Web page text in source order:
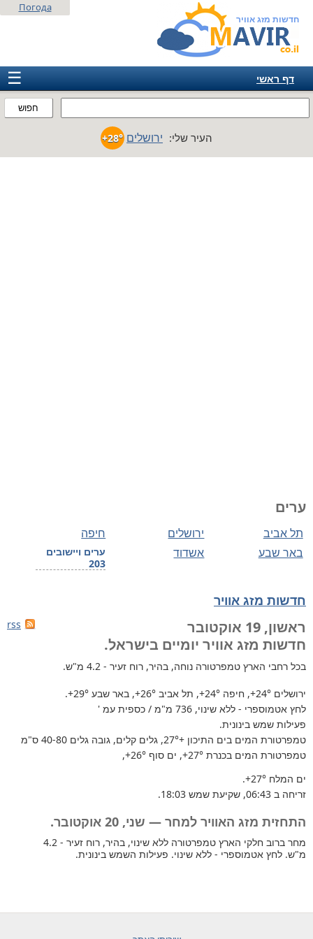
חדשות מזג אוויר
חפוש
Погода
☰
דף ראשי
אמריקה
העיר שלי: ירושלים +28°
ערים
חיפה ירושלים תל אביב
ערים ויישובים
203
אשדוד באר שבע
חדשות מזג אוויר
rss
ראשון, 19 אוקטובר
חדשות מזג אוויר יומיים בישראל.
בכל רחבי הארץ טמפרטורה נוחה, בהיר, רוח זעיר - 4.2 מ"ש.
ירושלים +24°, חיפה +24°, תל אביב +26°, באר שבע +29°
.
לחץ אטמוספרי - ללא שינוי, 736 מ"מ / כספית עמ '
פעילות שמש בינונית.
טמפרטורת המים בים התיכון +27°
, גלים קלים, גובה גלים 40-80 ס"מ
טמפרטורת המים בכנרת +27°, ים סוף +26°
,
ים המלח +27°
.
זריחה ב 06:43, שקיעת שמש 18:03.
התחזית מזג האוויר למחר — שני, 20 אוקטובר.
מחר ברוב חלקי הארץ טמפרטורה ללא שינוי, בהיר, רוח זעיר - 4.2
מ"ש. לחץ אטמוספרי - ללא שינוי. פעילות השמש בינונית.